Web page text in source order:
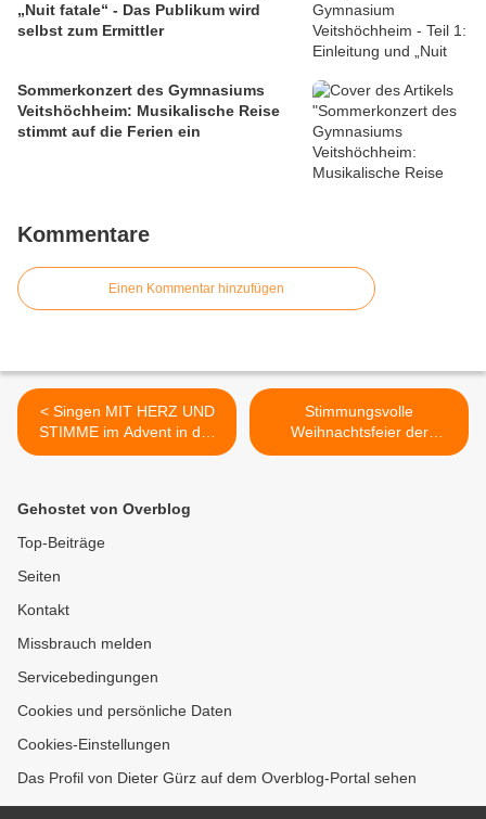
„Nuit fatale“ - Das Publikum wird
selbst zum Ermittler
Sommerkonzert des Gymnasiums
Veitshöchheim: Musikalische Reise
stimmt auf die Ferien ein
Kommentare
Einen Kommentar hinzufügen
< Singen MIT HERZ UND
STIMME im Advent in der
Christuskirche - 800 Euro
Stimmungsvolle
Weihnachtsfeier der
Veitshöchheimer
Gehostet von Overblog
Top-Beiträge
Seiten
Kontakt
Missbrauch melden
Servicebedingungen
Cookies und persönliche Daten
Cookies-Einstellungen
Das Profil von Dieter Gürz auf dem Overblog-Portal sehen